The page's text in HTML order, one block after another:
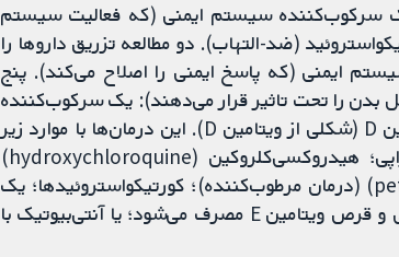
سرکوب‌کننده سیستم ایمنی (که فعالیت سیستم
(ضد-التهاب). دو مطالعه تزریق داروها را
ایمنی (که پاسخ ایمنی را اصلاح می‌کند). پنج
بدن را تحت تاثیر قرار می‌دهند): یک سرکوب‌کننده
سیستم ایمنی؛ درمان‌های طب سنتی چینی؛ و یک آنالوگ ویتامین D (شکلی از ویتامین D). این درمان‌ها با موارد زیر
مقایسه شدند: عدم-درمان؛ دارونما؛ دوزهای مختلف فوتوتراپی؛ هیدروکسی‌کلروکین (hydroxychloroquine)
(تعدیل‌کننده سیستم ایمنی)؛ نرم‌کننده پترولاتوم (petrolatum) (درمان مرطوب‌کننده)؛ کورتیکواستروئیدها؛ یک
عامل آنتی‌کوآگولانت (رقیق‌کننده خون) که با عصاره گیاه دارویی و قرص ویتامین E مصرف می‌شود؛ یا آنتی‌بیوتیک با